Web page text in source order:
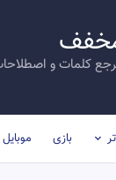
کلمات و
بازی موبایل